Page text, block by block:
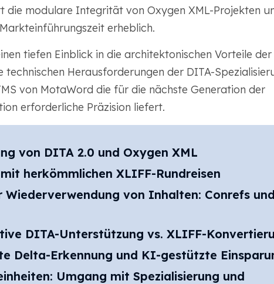
die modulare Integrität von Oxygen XML-Projekten
erheblich.
tiefen Einblick in die architektonischen Vorteile der
technischen Herausforderungen der DITA-
von MotaWord die für die nächste Generation der
erforderliche Präzision liefert.
von DITA 2.0 und Oxygen XML
herkömmlichen XLIFF-Rundreisen
Wiederverwendung von Inhalten: Conrefs und
DITA-Unterstützung vs. XLIFF-
Delta-Erkennung und KI-gestützte
Umgang mit Spezialisierung und